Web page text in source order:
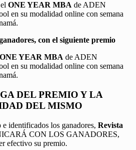
ONE YEAR MBA de ADEN
en su modalidad online con semana
con el siguiente premio
ONE YEAR MBA de ADEN
en su modalidad online con semana
DEL PREMIO Y LA
DEL MISMO
identificados los ganadores, Revista
CON LOS GANADORES,
efectivo su premio.